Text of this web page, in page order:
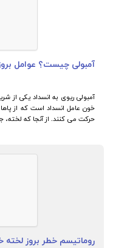
آمبولی چیست؟ عوامل
آمبولی ریوی به انسداد یکی از
خون عامل انسداد است که از
حرکت می کنند. از آنجا که لخته،
روماتیسم خطر بروز